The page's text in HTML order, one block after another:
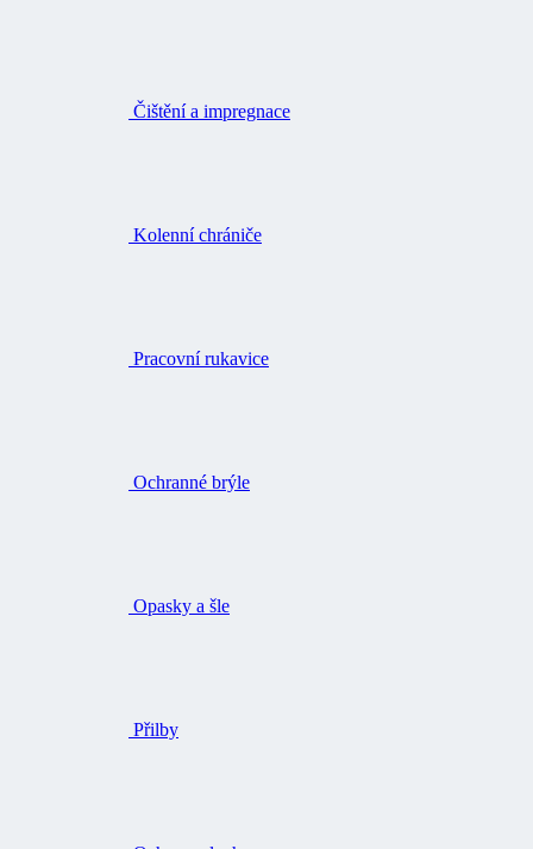
Čištění a impregnace
Kolenní chrániče
Pracovní rukavice
Ochranné brýle
Opasky a šle
Přilby